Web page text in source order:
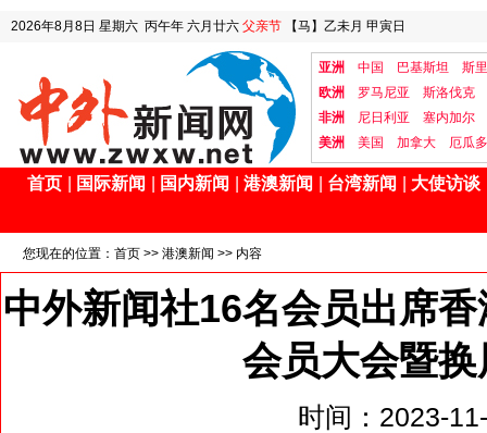
2026年8月8日 星期六 丙午年 六月廿六 父亲节 【马】乙未月 甲寅日
亚洲 中国 巴基斯坦
斯
欧洲
罗马尼亚
斯洛伐克
非洲
尼日利亚
塞内加尔
美洲
美国 加拿大 厄瓜
首页 国际新闻 国内新闻 港澳新闻 台湾新闻 大使访谈
您现在的位置： 首页 >> 港澳新闻 >> 内容
中外新闻社16名会员出席
会员大会暨
时间：2023-